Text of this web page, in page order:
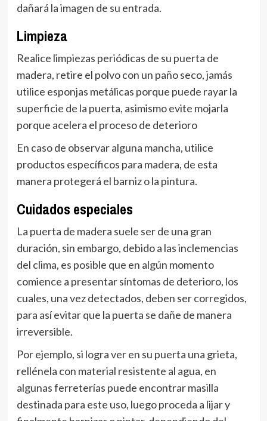
dañará la imagen de su entrada.
Limpieza
Realice limpiezas periódicas de su puerta de
madera, retire el polvo con un paño seco, jamás
utilice esponjas metálicas porque puede rayar la
superficie de la puerta, asimismo evite mojarla
porque acelera el proceso de deterioro
En caso de observar alguna mancha, utilice
productos específicos para madera, de esta
manera protegerá el barniz o la pintura.
Cuidados especiales
La puerta de madera suele ser de una gran
duración, sin embargo, debido a las inclemencias
del clima, es posible que en algún momento
comience a presentar síntomas de deterioro, los
cuales, una vez detectados, deben ser corregidos,
para así evitar que la puerta se dañe de manera
irreversible.
Por ejemplo, si logra ver en su puerta una grieta,
rellénela con material resistente al agua, en
algunas ferreterías puede encontrar masilla
destinada para este uso, luego proceda a lijar y